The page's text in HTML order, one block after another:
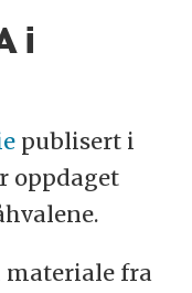
i
publisert i
oppdaget
materiale fra